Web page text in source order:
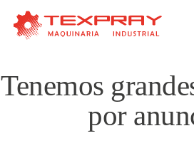
Tenemos
por